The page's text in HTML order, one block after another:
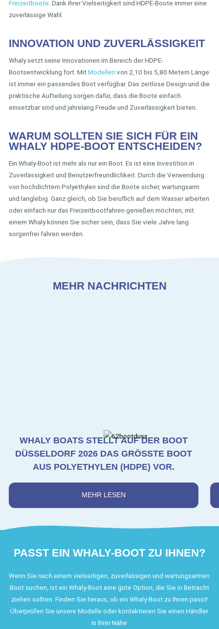
Freizeitboote . Dank ihrer Vielseitigkeit sind HDPE-Boote immer eine
zuverlässige Wahl.
INNOVATION UND ZUVERLÄSSIGKEIT
Whaly setzt seine Innovationen im Bereich der HDPE-
Bootsentwicklung fort. MitModellen von 2,10 bis 5,80 Metern Länge
ist immer ein passendes Boot verfügbar. Das zeitlose Design und die
praktische Aufteilung sorgen dafür, dass die Boote einfach
einsetzbar sind und jahrelang Freude und Zuverlässigkeit bieten.
WARUM SOLLTEN SIE SICH FÜR EIN
WHALY HDPE-BOOT ENTSCHEIDEN?
Ein Whaly-Boot ist mehr als nur ein Boot. Es ist eine Investition in
Zuverlässigkeit und Benutzerfreundlichkeit. Durch die Verwendung
von hochdichtem Polyethylen sind die Boote sicher, wartungsarm
und langlebig. Ganz gleich, ob Sie beruflich auf dem Wasser arbeiten
oder einfach nur das Freizeitbootfahren genießen möchten, mit
einem Whaly können Sie sicher sein, dass Sie viele Jahre lang
sorgenfrei fahren werden.
MEHR NACHRICHTEN
WHALY BOATS STELLT AUF DER BOOT
DÜSSELDORF 2026 DAS GRÖSSTE BOOT A
US POLYETHYLEN (HDPE) VOR.
MEHR LESEN
PASST EIN WHALY-BOOT ZU IHNEN?
Wenn Sie nach einem vielseitigen, zuverlässigen und wartungsarmen
Boot suchen, ist ein Whaly-Boot eine gute Option, die Sie in Betracht
ziehen sollten. Finden Sie heraus, ob ein Whaly-Boot zu Ihnen passt!
Überprüfen Sie unsere Modelle oder kontaktieren Sie einen Händler
in Ihrer Nähe